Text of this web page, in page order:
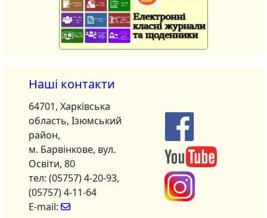
Наші контакти
64701, Харківська
область, Ізюмський
район,
м. Барвінкове, вул.
Освіти, 80
тел: (05757) 4-20-93,
(05757) 4-11-64
E-mail: